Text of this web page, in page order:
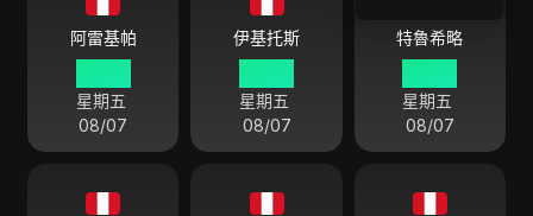
阿雷基帕
星期五
08/07
伊基托斯
星期五
08/07
特魯希略
星期五
08/07